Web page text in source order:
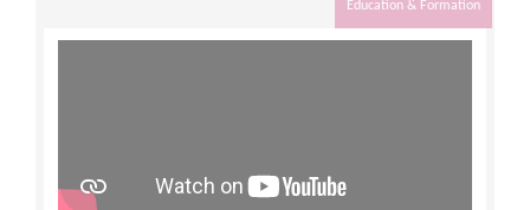
Éducation & Formation